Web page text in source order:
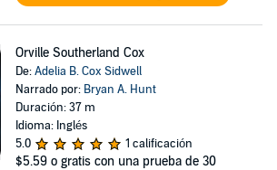
Orville Southerland Cox
De:Adelia B. Cox Sidwell
Narrado por: Bryan A. Hunt
Duración: 37 m
Idioma: Inglés
5.0
1 calificación
$5.59 o gratis con una prueba de 30